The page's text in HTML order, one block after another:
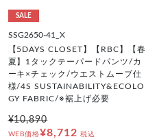
SALE
SSG2650-41_X
【5DAYS CLOSET】【RBC】【春
夏】1タックテーパードパンツ/カ
ーキ×チェック/ウエストムーブ仕
様/4S SUSTAINABILITY&ECOLO
GY FABRIC/※裾上げ必要
¥10,890
WEB価格¥8,712 税込